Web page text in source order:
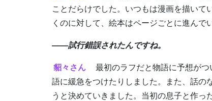
ことだらけでした。いつもは漫画を描いて
くのに対して、絵本はページごとに進んで
――試行錯誤されたんですね。
貂々さん
最初のラフだと物語に予想が
語に緩急をつけたりしました。また、話の
うと決めていきました。当初の息子と作